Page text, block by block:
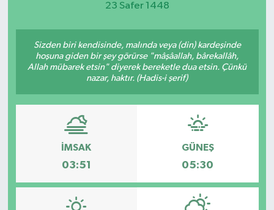
23 Safer 1448
Sizden biri kendisinde, malında veya (din) kardeşinde
hoşuna giden bir şey görürse "mâşâallah, bârekallâh,
Allah mübarek etsin" diyerek bereketle dua etsin. Çünkü
nazar, haktır. (Hadis-i şerif)
İMSAK
03:51
GÜNEŞ
05:30
Sağlık
Türkiye